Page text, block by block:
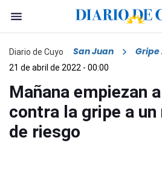
Diario de Cuyo San Juan Gripe
21 de abril de 2022 - 00:00
Mañana empiezan
contra la gripe a un
de riesgo